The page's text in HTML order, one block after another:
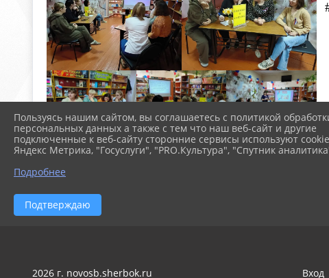
2026 г. novosb.sherbok.ru Вход
Пользуясь нашим сайтом, вы соглашаетесь с политикой
персональных данных а также с тем что наш веб-сайт и другие
подключенные к веб-сайту сторонние сервисы используют
Яндекс Метрика, "Госуслуги", "PRO.Культура", "Спутник
Подробнее
Подтверждаю